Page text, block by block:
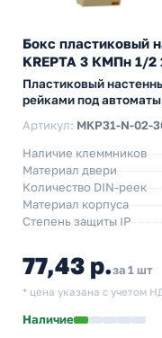
Бокс пластиковый
KREPTA 3 КМПн 1/2
Пластиковый
рейками под
Артикул: MKP31-N-02-
Наличие клеммников
Материал двери
Количество DIN-реек
Материал корпуса
Степень защиты IP
77,43 р.за 1 шт
* цена указана с учетом
Наличие